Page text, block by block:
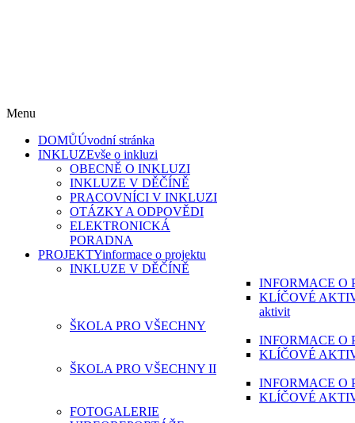
Menu
DOMŮÚvodní stránka
INKLUZEvše o inkluzi
OBECNĚ O INKLUZI
INKLUZE V DĚČÍNĚ
PRACOVNÍCI V INKLUZI
OTÁZKY A ODPOVĚDI
ELEKTRONICKÁ
PORADNA
PROJEKTYinformace o projektu
INKLUZE V DĚČÍNĚ
INFORMACE O
KLÍČOVÉ
aktivit
ŠKOLA PRO VŠECHNY
INFORMACE O
KLÍČOVÉ
ŠKOLA PRO VŠECHNY II
INFORMACE O
KLÍČOVÉ
FOTOGALERIE